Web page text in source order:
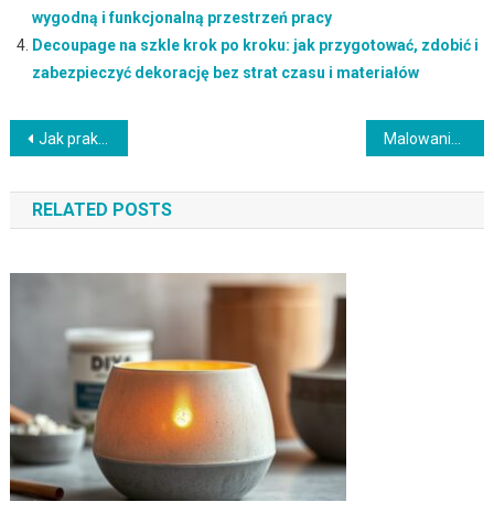
wygodną i funkcjonalną przestrzeń pracy
Decoupage na szkle krok po kroku: jak przygotować, zdobić i
zabezpieczyć dekorację bez strat czasu i materiałów
Nawigacja
wpisu
Jak praktycznie wydzielić komfortową sypialnię w kawalerce: sprawdzone sposoby i pułapki aranżacji
RELATED POSTS